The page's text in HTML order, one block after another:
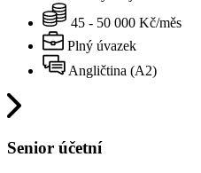
45 - 50 000 Kč/měs
Plný úvazek
Angličtina (A2)
Senior účetní